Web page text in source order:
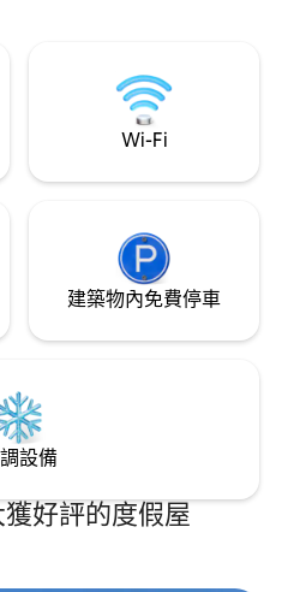
Wi-Fi
建築物內免費停車
設備
好評的度假屋